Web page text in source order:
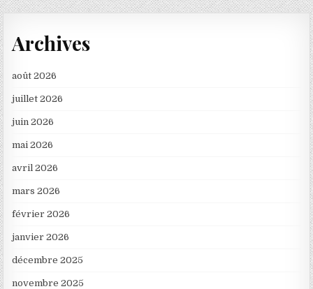
Archives
août 2026
juillet 2026
juin 2026
mai 2026
avril 2026
mars 2026
février 2026
janvier 2026
décembre 2025
novembre 2025